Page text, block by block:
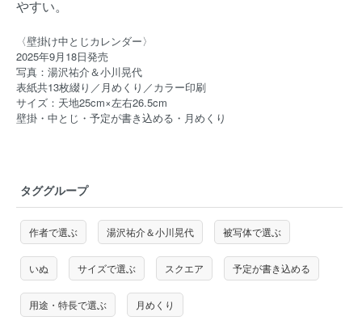
やすい。
〈壁掛け中とじカレンダー〉
2025年9月18日発売
写真：湯沢祐介＆小川晃代
表紙共13枚綴り／月めくり／カラー印刷
サイズ：天地25cm×左右26.5cm
壁掛・中とじ・予定が書き込める・月めくり
タググループ
作者で選ぶ 湯沢祐介＆小川晃代 被写体で選ぶ
いぬ サイズで選ぶ スクエア 予定が書き込める
用途・特長で選ぶ 月めくり